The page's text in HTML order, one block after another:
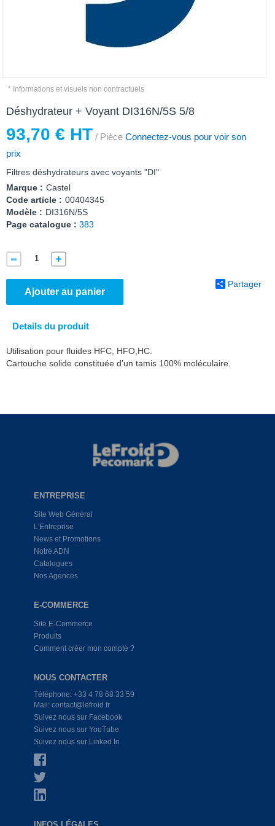
* Informations et visuels non contractuels
Déshydrateur + Voyant DI316N/5S 5/8
93,70 € HT / Pièce Connectez-vous pour voir son
prix
Filtres déshydrateurs avec voyants "DI"
Marque : Castel
Code article : 00404345
Modèle : DI316N/5S
Page catalogue : 383
Ajouter au panier
Partager
Details du produit
Utilisation pour fluides HFC, HFO,HC.
Cartouche solide constituée d’un tamis 100% moléculaire.
ENTREPRISE
Site Web Général
L'Entreprise
News et Promotions
Notre ADN
Catalogues
Nos Agences
E-COMMERCE
Site E-Commerce
Produits
Comment créer mon compte ?
NOUS CONTACTER
Téléphone: +33 4 78 68 33 59
Mail: contact@lefroid.fr
Suivez nous sur Facebook
Suivez nous sur YouTube
Suivez nous sur Linked In